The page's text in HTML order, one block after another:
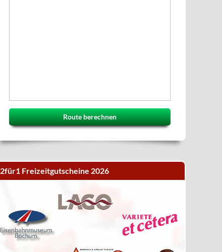
Route berechnen
2für1 Freizeitgutscheine 2026